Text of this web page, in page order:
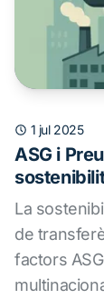
1 jul 2025
ASG i
La
de
factors